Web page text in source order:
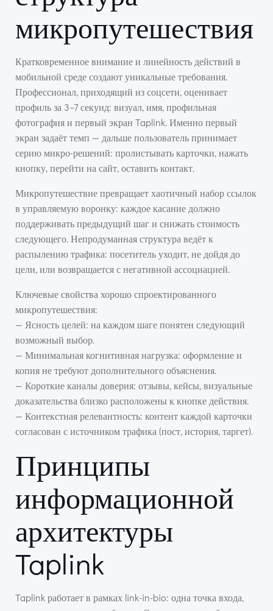
микропутешествия
Кратковременное внимание и линейность действий в
мобильной среде создают уникальные требования.
Профессионал, приходящий из соцсети, оценивает
профиль за 3–7 секунд: визуал, имя, профильная
фотография и первый экран Taplink. Именно первый
экран задаёт темп — дальше пользователь принимает
серию микро-решений: пролистывать карточки, нажать
кнопку, перейти на сайт, оставить контакт.
Микропутешествие превращает хаотичный набор ссылок
в управляемую воронку: каждое касание должно
поддерживать предыдущий шаг и снижать стоимость
следующего. Непродуманная структура ведёт к
распылению трафика: посетитель уходит, не дойдя до
цели, или возвращается с негативной ассоциацией.
Ключевые свойства хорошо спроектированного
микропутешествия:
— Ясность целей: на каждом шаге понятен следующий
возможный выбор.
— Минимальная когнитивная нагрузка: оформление и
копия не требуют дополнительного объяснения.
— Короткие каналы доверия: отзывы, кейсы, визуальные
доказательства близко расположены к кнопке действия.
— Контекстная релевантность: контент каждой карточки
согласован с источником трафика (пост, история, таргет).
Принципы
информационной
архитектуры
Taplink
Taplink работает в рамках link-in-bio: одна точка входа,